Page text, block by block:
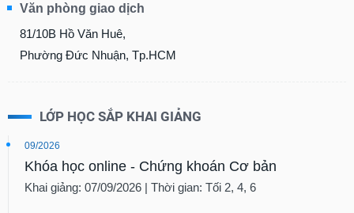
Văn phòng giao dịch
81/10B Hồ Văn Huê,
Phường Đức Nhuận, Tp.HCM
LỚP HỌC SẮP KHAI GIẢNG
09/2026
Khóa học online - Chứng khoán Cơ bản
Khai giảng: 07/09/2026 | Thời gian: Tối 2, 4, 6